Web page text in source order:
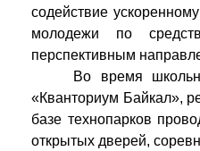
содействие
молодежи по
перспективным
Во время
«Кванториум Байкал»,
базе технопарков
открытых дверей,